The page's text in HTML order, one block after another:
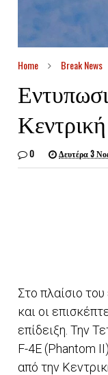
Home Break News
0 Δευτέρα 3
Στο πλαίσιο
και οι
επίδειξη. Την
F-4E (Phantom
από την